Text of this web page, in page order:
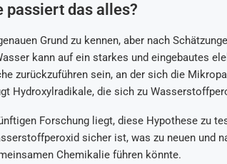
passiert das alles?
Grund zu kennen, aber nach
kann auf ein starkes und eingebautes
zurückzuführen sein, an der sich die
Hydroxylradikale, die sich zu
Forschung liegt, diese Hypothese zu
sicher ist, was zu neuen und
Chemikalie führen könnte.